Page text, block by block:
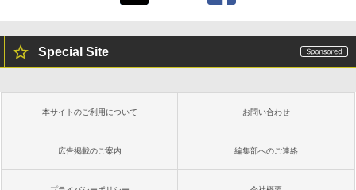
Special Site
本サイトのご利用について お問い合わせ
広告掲載のご案内 編集部へのご連絡